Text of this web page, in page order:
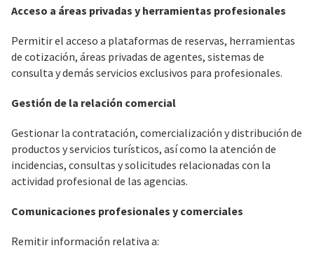
Acceso a áreas privadas y herramientas profesionales
Permitir el acceso a plataformas de reservas, herramientas
de cotización, áreas privadas de agentes, sistemas de
consulta y demás servicios exclusivos para profesionales.
Gestión de la relación comercial
Gestionar la contratación, comercialización y distribución de
productos y servicios turísticos, así como la atención de
incidencias, consultas y solicitudes relacionadas con la
actividad profesional de las agencias.
Comunicaciones profesionales y comerciales
Remitir información relativa a: